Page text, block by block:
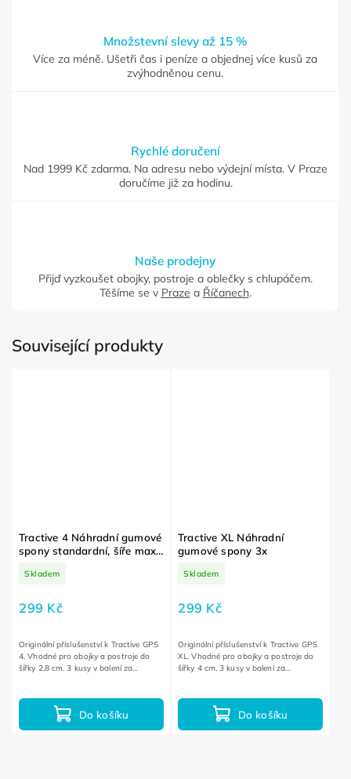
Množstevní slevy až 15 %
Více za méně. Ušetři čas i peníze a objednej více kusů za
zvýhodněnou cenu.
Rychlé doručení
Nad 1999 Kč zdarma. Na adresu nebo výdejní místa. V Praze
doručíme již za hodinu.
Naše prodejny
Přijď vyzkoušet obojky, postroje a oblečky s chlupáčem.
Těšíme se v Praze a Říčanech.
Související produkty
Tractive 4 Náhradní gumové
spony standardní, šíře max
Skladem
299 Kč
Do košíku
Originální příslušenství k Tractive GPS
4. Vhodné pro obojky a postroje do
šířky 2,8 cm. 3 kusy v balení za
Tractive XL Náhradní
gumové spony 3x
Skladem
299 Kč
Do košíku
Originální příslušenství k Tractive GPS
XL. Vhodné pro obojky a postroje do
šířky 4 cm. 3 kusy v balení za